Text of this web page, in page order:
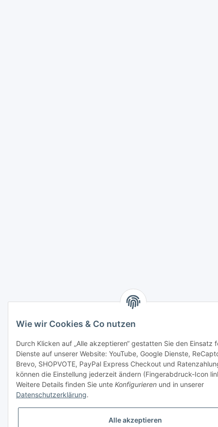
Wie wir Cookies & Co nutzen
Durch Klicken auf „Alle akzeptieren“ gestatten Sie den Einsatz
Dienste auf unserer Website: YouTube, Google Dienste,
Brevo, SHOPVOTE, PayPal Express Checkout und
können die Einstellung jederzeit ändern (Fingerabdruck-Icon
Weitere Details finden Sie unte Konfigurieren und in unserer
Datenschutzerklärung.
Alle akzeptieren